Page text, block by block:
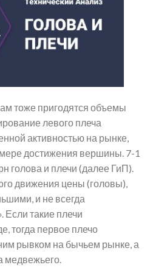
тоже пригодятся объемы
левого плеча
активностью на рынке,
достижения вершины. 7-1
голова и плечи (далее ГиП).
движения цены (головы),
и не всегда
Если такие плечи
тогда первое плечо
рывком на бычьем рынке, а
медвежьего.